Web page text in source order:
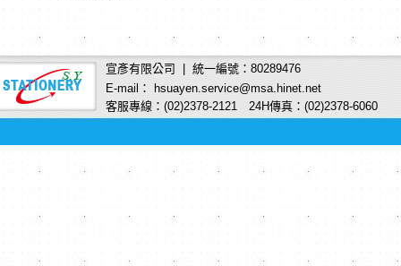
宣彥有限公司 | 統一編號：80289476
E-mail： hsuayen.service@msa.hinet.net
客服專線：(02)2378-2121 24H傳真：(02)2378-6060